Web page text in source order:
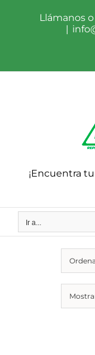
Llámanos
|
¡Encuentra
Ir a...